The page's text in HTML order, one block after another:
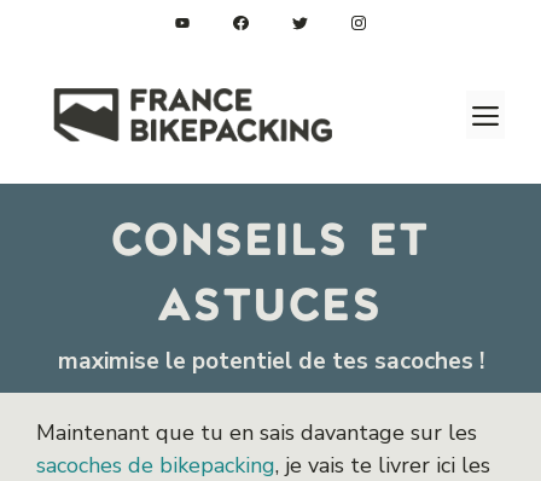
conseils et
astuces
maximise le potentiel de tes sacoches !
Maintenant que tu en sais davantage sur les
sacoches de bikepacking, je vais te livrer ici les